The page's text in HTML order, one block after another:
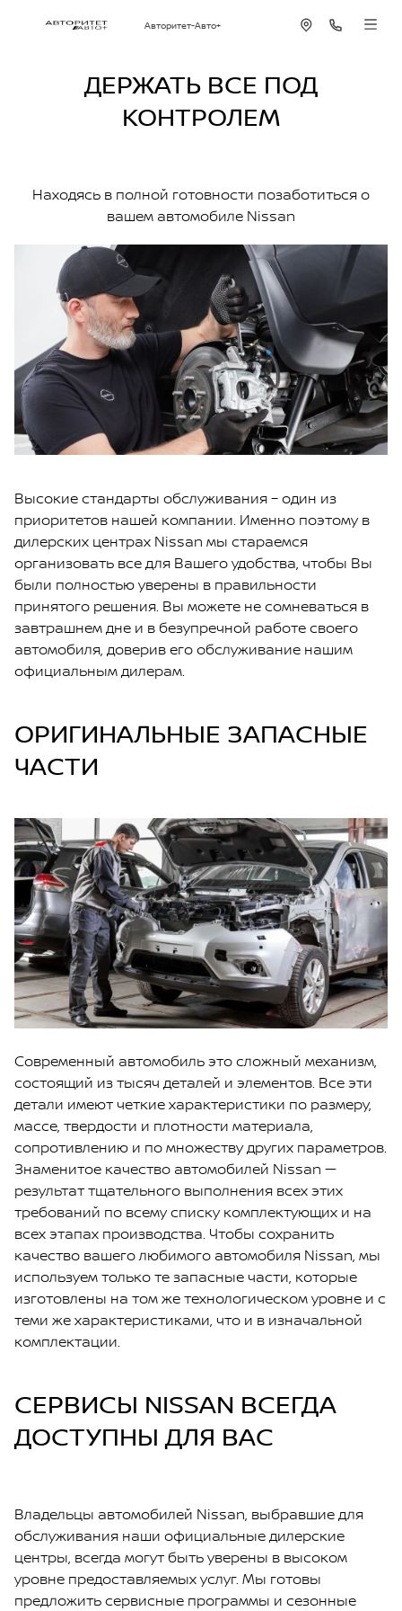
Авторитет-Авто+
ДЕРЖАТЬ ВСЕ ПОД
КОНТРОЛЕМ
Находясь в полной готовности позаботиться о
вашем автомобиле Nissan
Высокие стандарты обслуживания – один из
приоритетов нашей компании. Именно поэтому в
дилерских центрах Nissan мы стараемся
организовать все для Вашего удобства, чтобы Вы
были полностью уверены в правильности
принятого решения. Вы можете не сомневаться в
завтрашнем дне и в безупречной работе своего
автомобиля, доверив его обслуживание нашим
официальным дилерам.
ОРИГИНАЛЬНЫЕ ЗАПАСНЫЕ
ЧАСТИ
Современный автомобиль это сложный механизм,
состоящий из тысяч деталей и элементов. Все эти
детали имеют четкие характеристики по размеру,
массе, твердости и плотности материала,
сопротивлению и по множеству других параметров.
Знаменитое качество автомобилей Nissan —
результат тщательного выполнения всех этих
требований по всему списку комплектующих и на
всех этапах производства. Чтобы сохранить
качество вашего любимого автомобиля Nissan, мы
используем только те запасные части, которые
изготовлены на том же технологическом уровне и с
теми же характеристиками, что и в изначальной
комплектации.
СЕРВИСЫ NISSAN ВСЕГДА
ДОСТУПНЫ ДЛЯ ВАС
Владельцы автомобилей Nissan, выбравшие для
обслуживания наши официальные дилерские
центры, всегда могут быть уверены в высоком
уровне предоставляемых услуг. Мы готовы
предложить сервисные программы и сезонные